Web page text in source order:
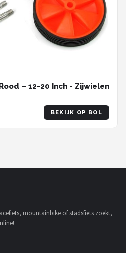
– 12-20 Inch - Zijwielen
BEKIJK OP BOL
mountainbike of stadsfiets zoekt,